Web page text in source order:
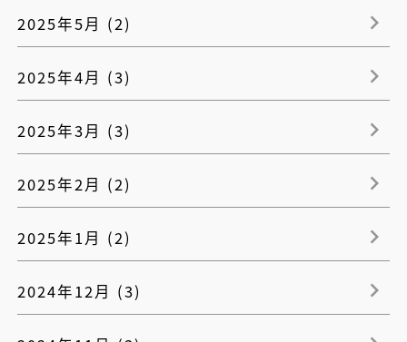
2025年5月 (2)
2025年4月 (3)
2025年3月 (3)
2025年2月 (2)
2025年1月 (2)
2024年12月 (3)